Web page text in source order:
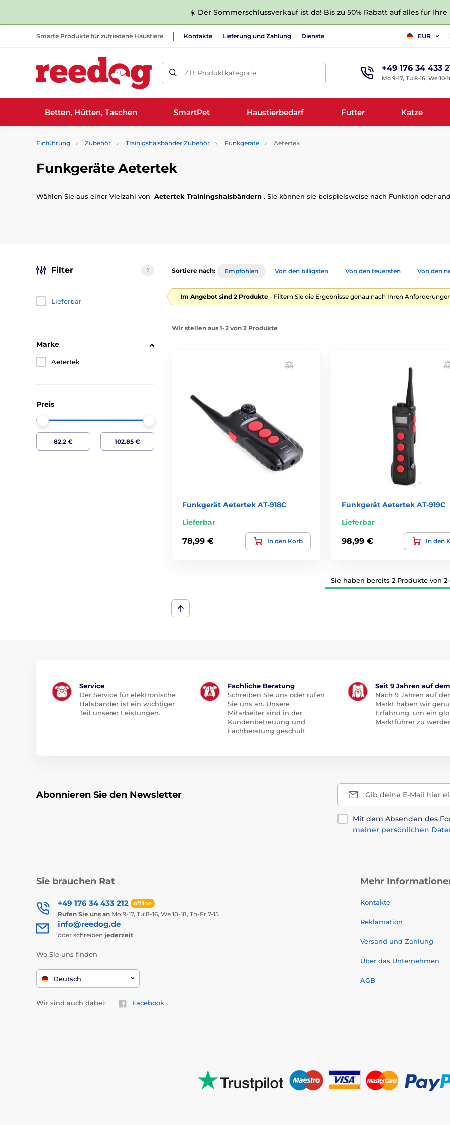
☀️ Der Sommerschlussverkauf ist da! Bis zu 50% Rabatt auf alles für Ihre
Smarte Produkte für zufriedene Haustiere Kontakte Lieferung und Zahlung Dienste EUR
Z.B. Produktkategorie +49 176 34 433
Mo 9-17, Tu 8-16, We 10-
Betten, Hütten, Taschen SmartPet Haustierbedarf Futter Katze
Einführung Zubehör Trainigshalsbänder Zubehör Funkgeräte Aetertek
Funkgeräte Aetertek
Wählen Sie aus einer Vielzahl von Aetertek Trainingshalsbändern . Sie können sie beispielsweise nach Funktion oder
Filter 2
Lieferbar
Marke
Aetertek
Preis
Sortiere nach: Empfohlen Von den billigsten Von den teuersten Von den
Im Angebot sind 2 Produkte - Filtern Sie die Ergebnisse genau nach Ihren
Wir stellen aus 1-2 von 2 Produkte
Funkgerät Aetertek AT-918C
Lieferbar
78,99 € In den Korb
Funkgerät Aetertek AT-919C
Lieferbar
98,99 € In den
Sie haben bereits 2 Produkte von 2
Service
Der Service für elektronische
Halsbänder ist ein wichtiger
Teil unserer Leistungen.
Fachliche Beratung
Schreiben Sie uns oder rufen
Sie uns an. Unsere
Mitarbeiter sind in der
Kundenbetreuung und
Fachberatung geschult
Seit 9 Jahren auf
Nach 9 Jahren auf
Markt haben wir
Erfahrung, um ein
Marktführer zu
Abonnieren Sie den Newsletter Gib deine E-Mail hier
Mit dem Absenden des
meiner persönlichen
Sie brauchen Rat
+49 176 34 433 212 offline
Rufen Sie uns an Mo 9-17, Tu 8-16, We 10-18, Th-Fr 7-15
info@reedog.de
oder schreiben jederzeit
Wo Sie uns finden
Deutsch
Wir sind auch dabei: Facebook
Mehr
Kontakte
Reklamation
Versand und Zahlung
Über das Unternehmen
AGB